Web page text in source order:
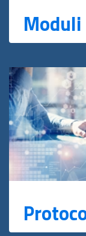
Moduli